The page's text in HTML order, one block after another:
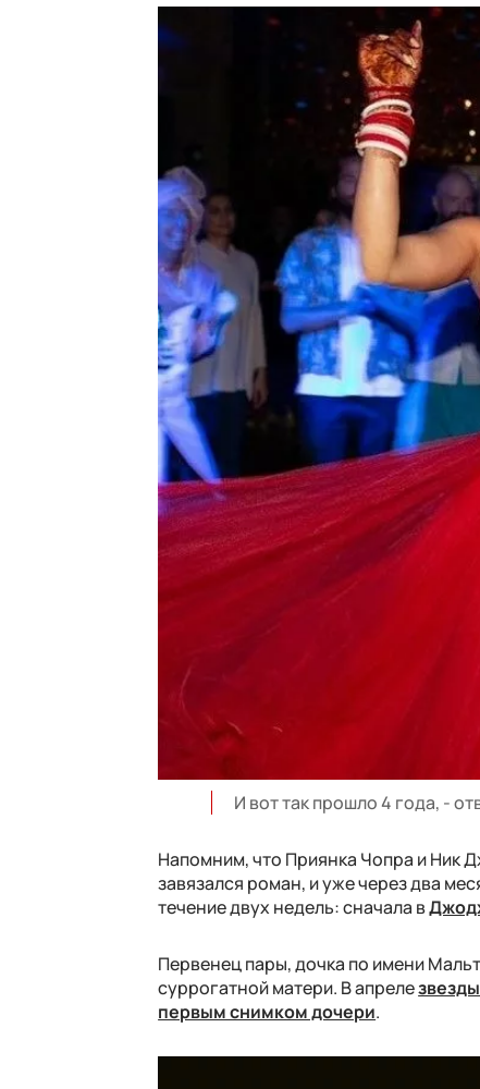
И вот так прошло 4 года, -
Напомним, что Приянка Чопра и Ник
завязался роман, и уже через два
течение двух недель: сначала в
Первенец пары, дочка по имени
суррогатной матери. В апреле
первым снимком дочери.